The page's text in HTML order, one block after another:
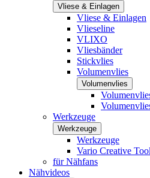
Vliese & Einlagen
Vliese & Einlagen
Vlieseline
VLIXO
Vliesbänder
Stickvlies
Volumenvlies
Volumenvlies
Werkzeuge
Werkzeuge
Werkzeuge
Vario Creative Tool
für Nähfans
Nähvideos